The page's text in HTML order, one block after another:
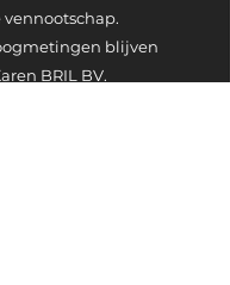
vennootschap.
blijven
BRIL BV.